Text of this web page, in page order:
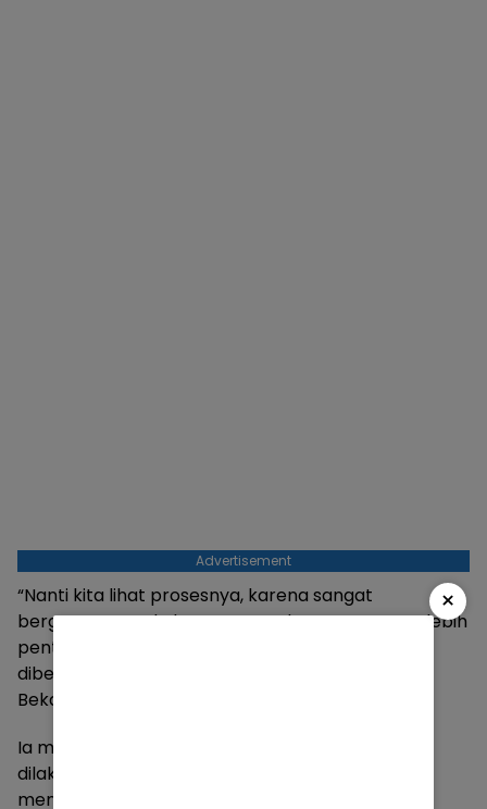
Advertisement
“Nanti kita lihat prosesnya, karena sangat
bergantung pada kemampuan keuangan. Yang lebih
penting saat ini adalah kontribusi yang sudah
diberikan oleh masyarakat,” ujar Tri dikutip
Bekasiguide.com, Senin 27 April 2026.
Ia menjelaskan, pemberian insentif tidak bisa
dilakukan secara langsung tanpa
mempertimbangkan berbagai aspek, termasuk
×